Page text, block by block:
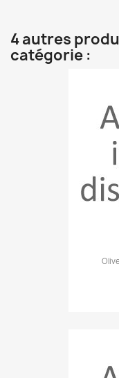
4 autres
catégorie :